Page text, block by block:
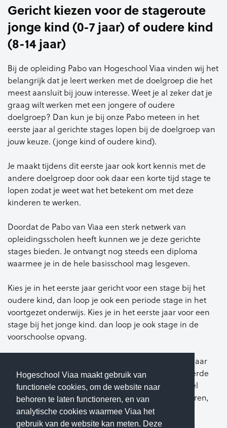
Hogeschool Viaa maakt gebruik van
functionele cookies, om de website naar
behoren te laten functioneren, en van
analytische cookies waarmee Viaa het
gebruik van de website kan meten. Deze
Gericht kiezen voor de stageroute
jonge kind (0-7 jaar) of oudere kind
(8-14 jaar)
Bij de opleiding Pabo van Hogeschool Viaa vinden wij het
belangrijk dat je leert werken met de doelgroep die het
meest aansluit bij jouw interesse. Weet je al zeker dat je
graag wilt werken met een jongere of oudere
doelgroep? Dan kun je bij onze Pabo meteen in het
eerste jaar al gerichte stages lopen bij de doelgroep van
jouw keuze. (jonge kind of oudere kind).
Je maakt tijdens dit eerste jaar ook kort kennis met de
andere doelgroep door ook daar een korte tijd stage te
lopen zodat je weet wat het betekent om met deze
kinderen te werken.
Doordat de Pabo van Viaa een sterk netwerk van
opleidingsscholen heeft kunnen we je deze gerichte
stages bieden. Je ontvangt nog steeds een diploma
waarmee je in de hele basisschool mag lesgeven.
Kies je in het eerste jaar gericht voor een stage bij het
oudere kind, dan loop je ook een periode stage in het
voortgezet onderwijs. Kies je in het eerste jaar voor een
stage bij het jonge kind. dan loop je ook stage in de
voorschoolse opvang.
Weet je op dit moment nog niet waar je voorkeur naar
uitgaat? Dat is natuurlijk geen probleem. In het derde
jaar van de reguliere voltijdroute kies je alsnog heel
gericht voor lesgeven aan jongere of oudere kinderen,
door een profiel te kiezen en je te specialiseren.